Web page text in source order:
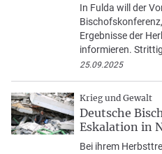
In Fulda will der
Ergebnisse der
informieren.
25.09.2025
Krieg und Gewalt
Deutsche
Eskalation in
Bei ihrem